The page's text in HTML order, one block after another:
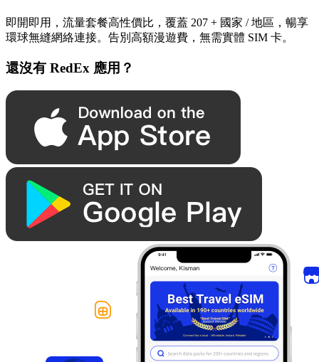
即開即用，流量套餐高性價比，覆蓋 207 + 國家 / 地區，暢享
環球無縫網絡連接。告別高額漫遊費，無需實體 SIM 卡。
還沒有 RedEx 應用？